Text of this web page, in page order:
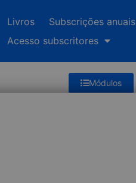
Livros Subscrições anuais
Acesso subscritores
Módulos